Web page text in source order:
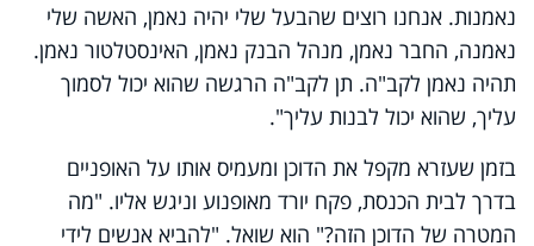
נאמנות. אנחנו רוצים שהבעל שלי יהיה נאמן, האשה שלי
נאמנה, החבר נאמן, מנהל הבנק נאמן, האינסטלטור נאמן.
תהיה נאמן לקב"ה. תן לקב"ה הרגשה שהוא יכול לסמוך
עליך, שהוא יכול לבנות עליך".
בזמן שעזרא מקפל את הדוכן ומעמיס אותו על האופניים
בדרך לבית הכנסת, פקח יורד מאופנוע וניגש אליו. "מה
המטרה של הדוכן הזה?" הוא שואל. "להביא אנשים לידי